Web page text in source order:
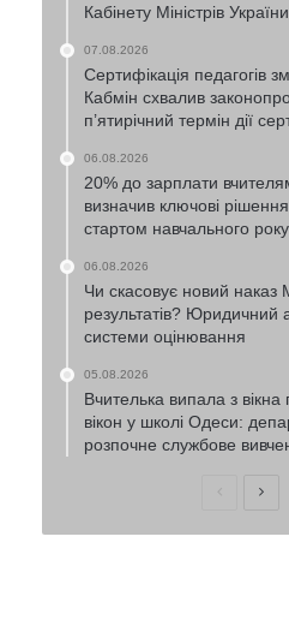
Кабінету Міністрів України
07.08.2026
Сертифікація педагогів
Кабмін схвалив
п’ятирічний термін дії
06.08.2026
20% до зарплати
визначив ключові
стартом навчального року
06.08.2026
Чи скасовує новий
результатів? Юридичний
системи оцінювання
05.08.2026
Вчителька випала з вікна
вікон у школі Одеси:
розпочне службове